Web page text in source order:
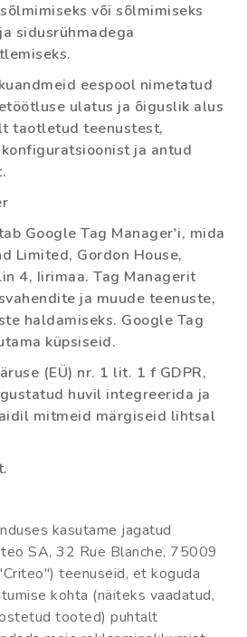
või sõlmimiseks
sidusrühmadega
eespool nimetatud
ulatus ja õiguslik alus
taotletud teenustest,
ja antud
Google Tag Manager'i, mida
Limited, Gordon House,
4, Iirimaa. Tag Managerit
ja muude teenuste,
haldamiseks. Google Tag
küpsiseid.
(EÜ) nr. 1 lit. 1 f GDPR,
huvil integreerida ja
mitmeid märgiseid lihtsal
kasutame jagatud
SA, 32 Rue Blanche, 75009
teenuseid, et koguda
kohta (näiteks vaadatud,
tooted) puhtalt